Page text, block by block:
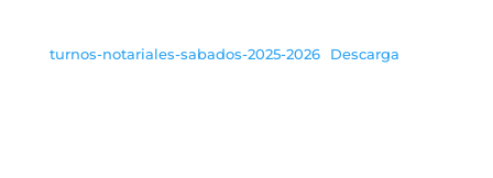
turnos-notariales-sabados-2025-2026 Descarga